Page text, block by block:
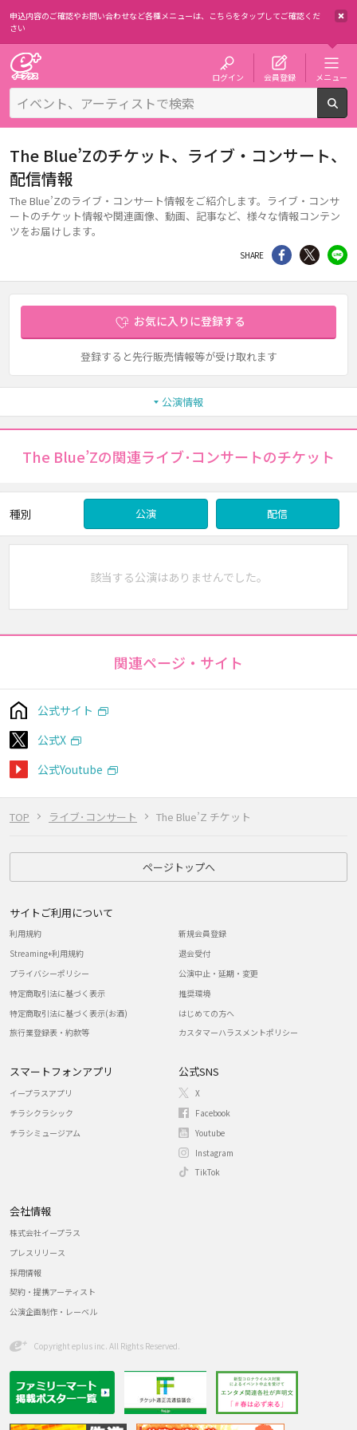
申込内容のご確認やお問い合わせなど各種メニューは、 こちらをタップしてご確認くだ
さい
ログイン 会員登録 メニュー
TOP ライブ･コンサート The Blue’Z チケット
The Blue’Zのチケット、ライブ・コンサート、
配信情報
The Blue’Zのライブ・コンサート情報をご紹介します。ライブ・コンサ
ートのチケット情報や関連画像、動画、記事など、様々な情報コンテン
ツをお届けします。
SHARE シェア Twitter
お気に入りに登録する
登録すると先行販売情報等が受け取れます
公演情報
The Blue’Zの関連ライブ･コンサートのチケット
種別 公演 配信
該当する公演はありませんでした。
関連ページ・サイト
公式サイト
公式X
公式Youtube
ページトップへ
サイトご利用について
利用規約
Streaming+利用規約
プライバシーポリシー
特定商取引法に基づく表示
特定商取引法に基づく表示(お酒)
旅行業登録表・約款等
新規会員登録
退会受付
公演中止・延期・変更
推奨環境
はじめての方へ
カスタマーハラスメントポリシー
スマートフォンアプリ
イープラスアプリ
チラシクラシック
チラシミュージアム
公式SNS
X
Facebook
Youtube
Instagram
TikTok
会社情報
株式会社イープラス
プレスリリース
採用情報
契約・提携アーティスト
公演企画制作・レーベル
Copyright eplus inc. All Rights Reserved.